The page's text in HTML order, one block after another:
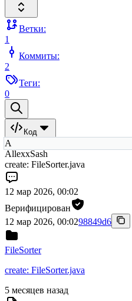
Ветки:
1
Коммиты:
2
Теги:
0
Код
А
AllexxSash
create: FileSorter.java
12 мар 2026, 00:02
Верифицирован
12 мар 2026, 00:0298849d6
FileSorter
create: FileSorter.java
5 месяцев назад